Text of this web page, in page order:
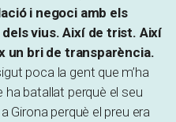
i negoci amb els
vius. Així de trist. Així
un bri de transparència.
poca la gent que m’ha
batallat perquè el seu
perquè el preu era